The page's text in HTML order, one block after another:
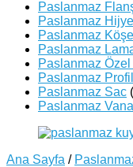
Paslanmaz
Paslanmaz
Paslanmaz
Paslanmaz
Paslanmaz
Paslanmaz Profil
Paslanmaz Sac
Paslanmaz Vana
Ana Sayfa /